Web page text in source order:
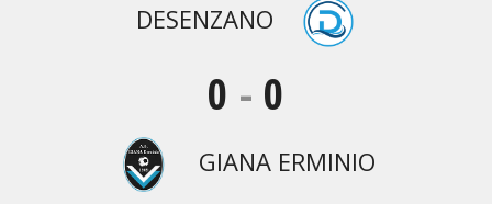
DESENZANO
0 - 0
GIANA ERMINIO